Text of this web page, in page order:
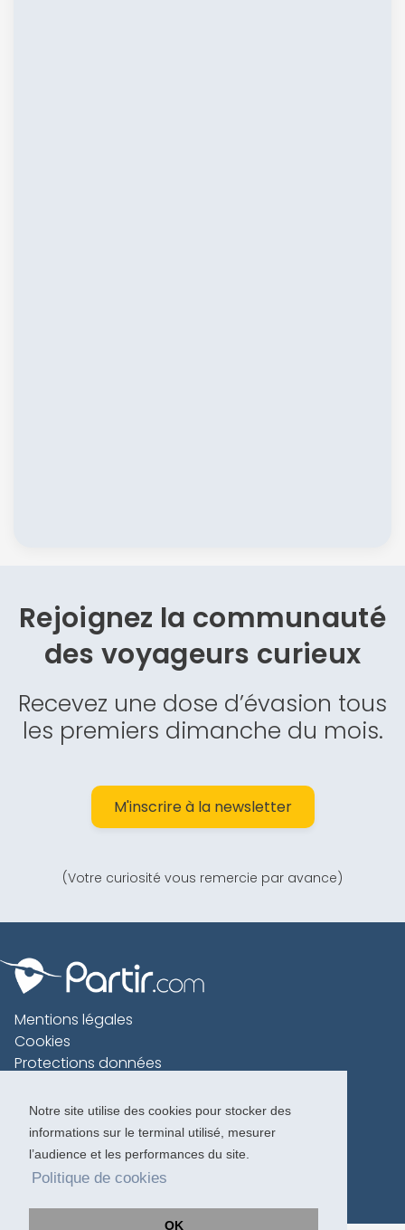
Notre site utilise des cookies pour stocker des
informations sur le terminal utilisé, mesurer
l’audience et les performances du site.
Politique de cookies
OK
Rejoignez la communauté
desvoyageurs curieux
Recevez une dose d’évasion tous
les premiers dimanche du mois.
M'inscrire à la newsletter
(Votre curiosité vous remercie par avance)
Mentions légales
Cookies
Protections données
Charte voyageur
Copyright 1996-2026